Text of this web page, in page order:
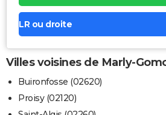
LR ou droite
Villes voisines de Marly-
Buironfosse (02620)
Proisy (02120)